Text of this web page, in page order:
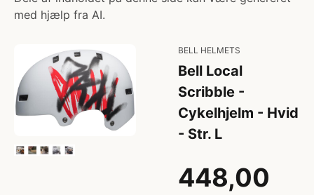
med hjælp fra AI.
BELL HELMETS
Bell Local
Scribble -
Cykelhjelm - Hvid
- Str. L
448,00